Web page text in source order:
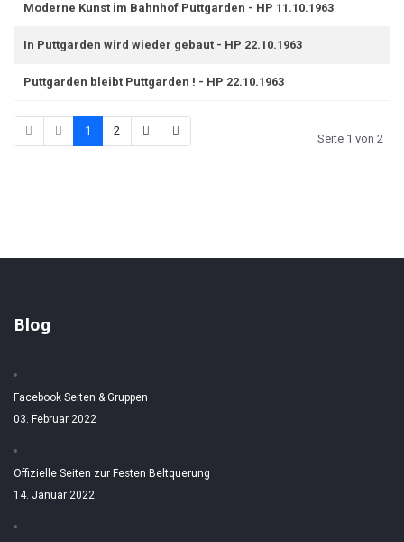
Moderne Kunst im Bahnhof Puttgarden - HP 11.10.1963
In Puttgarden wird wieder gebaut - HP 22.10.1963
Puttgarden bleibt Puttgarden ! - HP 22.10.1963
Seite 1 von 2
1 2
Blog
Facebook Seiten & Gruppen
03. Februar 2022
Offizielle Seiten zur Festen Beltquerung
14. Januar 2022